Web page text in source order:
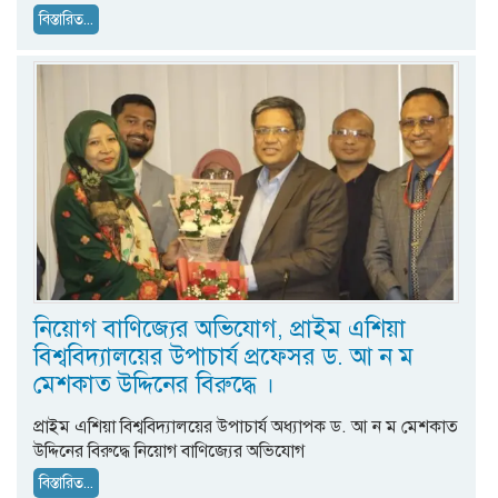
বিস্তারিত...
নিয়োগ বাণিজ্যের অভিযোগ, প্রাইম এশিয়া
বিশ্ববিদ্যালয়ের উপাচার্য প্রফেসর ড. আ ন ম
মেশকাত উদ্দিনের বিরুদ্ধে ।
প্রাইম এশিয়া বিশ্ববিদ্যালয়ের উপাচার্য অধ্যাপক ড. আ ন ম মেশকাত
উদ্দিনের বিরুদ্ধে নিয়োগ বাণিজ্যের অভিযোগ
বিস্তারিত...